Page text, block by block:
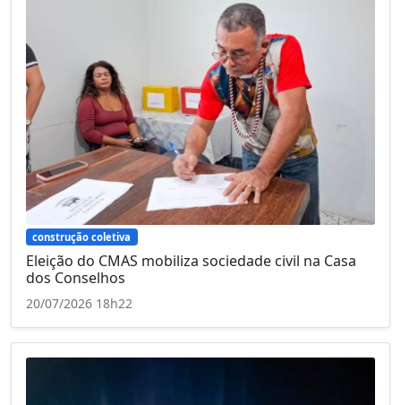
construção coletiva
Eleição do CMAS mobiliza sociedade civil na Casa
dos Conselhos
20/07/2026 18h22